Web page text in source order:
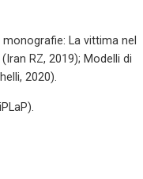
La vittima nel
RZ, 2019); Modelli di
2020).